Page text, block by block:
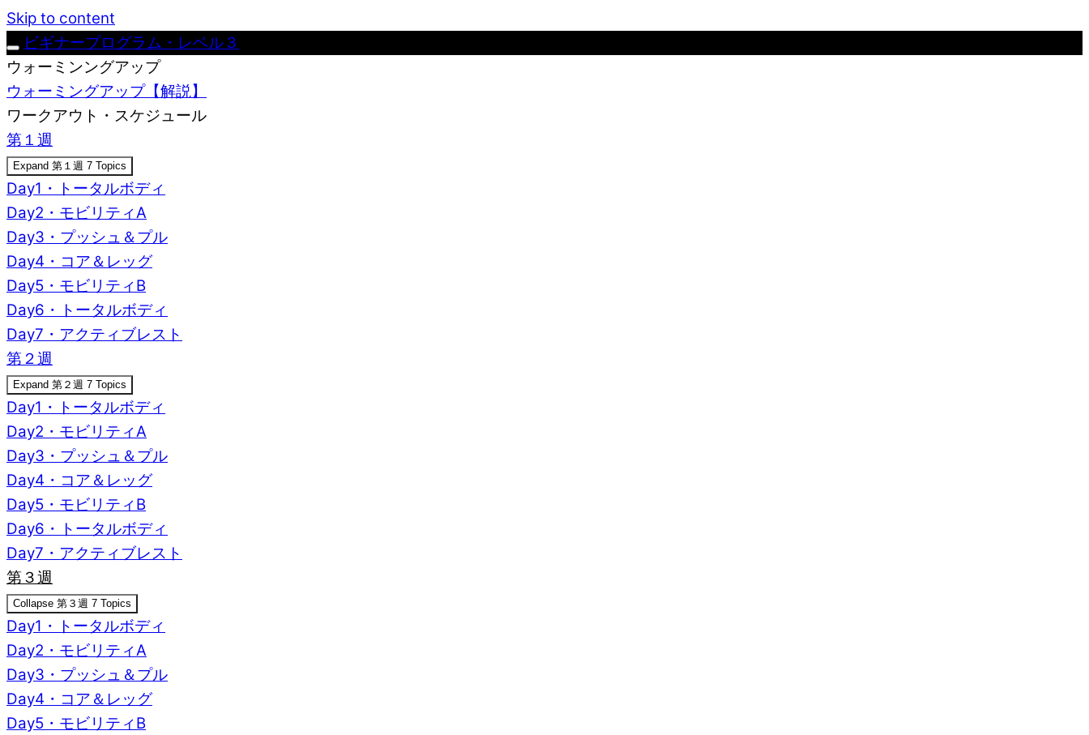
Skip to content
ビギナープログラム・レベル３
ウォーミンングアップ
ウォーミングアップ【解説】
ワークアウト・スケジュール
第１週
Expand 第１週 7 Topics
Day1・トータルボディ
Day2・モビリティA
Day3・プッシュ＆プル
Day4・コア＆レッグ
Day5・モビリティB
Day6・トータルボディ
Day7・アクティブレスト
第２週
Expand 第２週 7 Topics
Day1・トータルボディ
Day2・モビリティA
Day3・プッシュ＆プル
Day4・コア＆レッグ
Day5・モビリティB
Day6・トータルボディ
Day7・アクティブレスト
第３週
Collapse 第３週 7 Topics
Day1・トータルボディ
Day2・モビリティA
Day3・プッシュ＆プル
Day4・コア＆レッグ
Day5・モビリティB